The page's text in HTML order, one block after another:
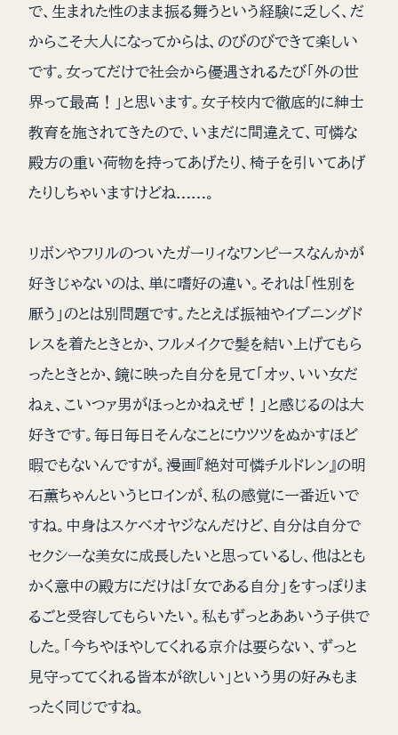
で、生まれた性のまま振る舞うという経験に乏しく、だ
からこそ大人になってからは、のびのびできて楽しい
です。女ってだけで社会から優遇されるたび「外の世
界って最高！」と思います。女子校内で徹底的に紳士
教育を施されてきたので、いまだに間違えて、可憐な
殿方の重い荷物を持ってあげたり、椅子を引いてあげ
たりしちゃいますけどね……。
リボンやフリルのついたガーリィなワンピースなんかが
好きじゃないのは、単に嗜好の違い。それは「性別を
厭う」のとは別問題です。たとえば振袖やイブニングド
レスを着たときとか、フルメイクで髪を結い上げてもら
ったときとか、鏡に映った自分を見て「オッ、いい女だ
ねぇ、こいつァ男がほっとかねえぜ！」と感じるのは大
好きです。毎日毎日そんなことにウツツをぬかすほど
暇でもないんですが。漫画『絶対可憐チルドレン』の明
石薫ちゃんというヒロインが、私の感覚に一番近いで
すね。中身はスケベオヤジなんだけど、自分は自分で
セクシーな美女に成長したいと思っているし、他はとも
かく意中の殿方にだけは「女である自分」をすっぽりま
るごと受容してもらいたい。私もずっとああいう子供で
した。「今ちやほやしてくれる京介は要らない、ずっと
見守っててくれる皆本が欲しい」という男の好みもま
ったく同じですね。